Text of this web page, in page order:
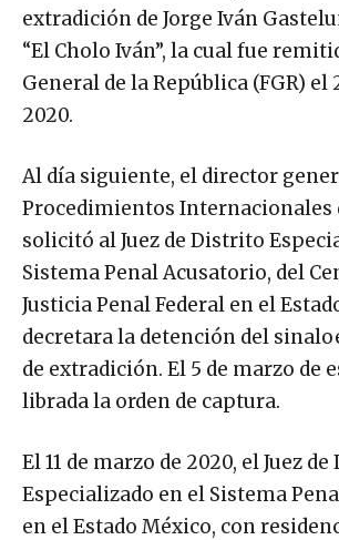
extradición de Jorge Iván
“El Cholo Iván”, la cual fue
General de la República (FGR) el
2020.
Al día siguiente, el director
Procedimientos Internacionales
solicitó al Juez de Distrito
Sistema Penal Acusatorio, del
Justicia Penal Federal en el
decretara la detención del
de extradición. El 5 de marzo de
librada la orden de captura.
El 11 de marzo de 2020, el Juez
Especializado en el Sistema
en el Estado México, con